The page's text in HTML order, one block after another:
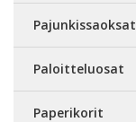
Pajunkissaoksat
Paloitteluosat
Paperikorit